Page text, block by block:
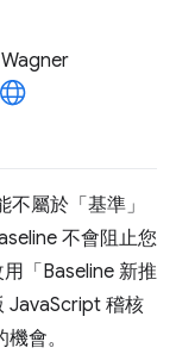
屬於「基準」
不會阻止您
「Baseline 新推
JavaScript 稽核
會。